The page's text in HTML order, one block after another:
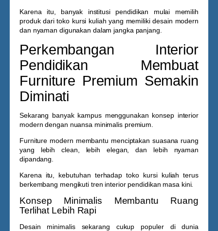
Karena itu, banyak institusi pendidikan mulai memilih
produk daritoko kursi kuliah yang memiliki desain modern
dan nyaman digunakan dalam jangka panjang.
Perkembangan Interior
Pendidikan Membuat
Furniture Premium Semakin
Diminati
Sekarang banyak kampus menggunakan konsep interior
modern dengan nuansa minimalis premium.
Furniture modern membantu menciptakan suasana ruang
yang lebih clean, lebih elegan, dan lebih nyaman
dipandang.
Karena itu, kebutuhan terhadaptoko kursi kuliah terus
berkembang mengikuti tren interior pendidikan masa kini.
Konsep Minimalis Membantu Ruang
Terlihat Lebih Rapi
Desain minimalis sekarang cukup populer di dunia